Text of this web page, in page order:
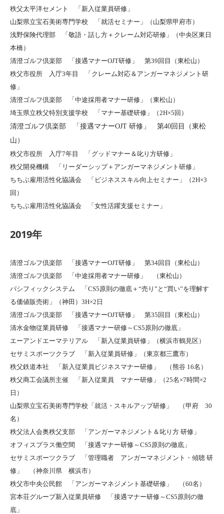
秩父太平洋セメント 「新入従業員研修」
山梨県立宝石美術専門学校 「就活セミナー」（山梨県甲府市）
浅野保険代理部 「敬語・話し方＋クレーム対応研修」（中央区東日
本橋）
清澄ゴルフ倶楽部 「接遇マナーOJT研修」 第39回目（東松山）
秩父市役所 入庁3年目 「クレーム対応＆アンガーマネジメント研
修」
清澄ゴルフ倶楽部 「中途採用者マナー研修」（東松山）
埼玉県立秩父特別支援学校 「マナー基礎研修」（2H×5回）
清澄ゴルフ倶楽部 「接遇マナーOJT 研修」 第40回目（東松
山）
秩父市役所 入庁7年目 「グッドマナー＆叱り方研修」
秩父開発機構 「リーダーシップ＋アンガーマネジメント研修」
ちちぶ雇用活性化協議会 「ビジネススキル向上セミナー」（2H×3
回）
ちちぶ雇用活性化協議会 「女性活躍支援セミナー」
2019年
清澄ゴルフ倶楽部 「接遇マナーOJT研修」 第34回目（東松山）
清澄ゴルフ倶楽部 「中途採用者マナー研修」 （東松山）
パシフィックシステム 「CS5原則の徹底＋“売り”と“買い”を理解す
る価値販売術」（神田）3H×2日
清澄ゴルフ倶楽部 「接遇マナーOJT研修」 第35回目（東松山）
清水金物従業員研修 「接遇マナー研修～CS5原則の徹底」
エーアンドエーマテリアル 「新入従業員研修」（横浜市鶴見区）
セサミスポーツクラブ 「新入従業員研修」（東京都三鷹市）
秩父鉄道本社 「新入従業員ビジネスマナー研修」 （熊谷 16名）
秩父商工会議所主催 「新入従業員 マナー研修」（25名×7時間×2
日）
山梨県立宝石美術専門学校「就活・スキルアップ研修」 （甲府 30
名）
秩父法人会奥秩父支部 「アンガーマネジメント＆叱り方 研修」
オフィスプラス働空間 「接遇マナー研修～CS5原則の徹底」
セサミスポーツクラブ 「管理職者 アンガーマネジメント・傾聴 研
修」 （神奈川県 横浜市）
秩父市中央公民館 「アンガーマネジメント基礎研修」 （60名）
宮本荘グループ新入従業員研修 「接遇マナー研修～CS5原則の徹
底」